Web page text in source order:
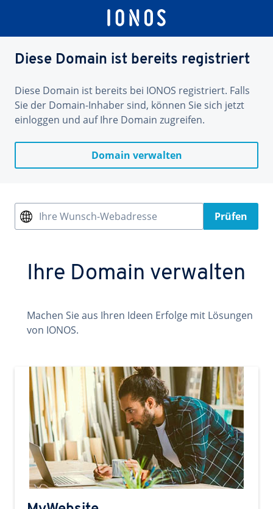
Diese Domain ist bereits registriert
Diese Domain ist bereits bei IONOS registriert. Falls
Sie der Domain-Inhaber sind, können Sie sich jetzt
einloggen und auf Ihre Domain zugreifen.
Domain verwalten
Ihre Wunsch-Webadresse Prüfen
Ihre Domain verwalten
Machen Sie aus Ihren Ideen Erfolge mit Lösungen
von IONOS.